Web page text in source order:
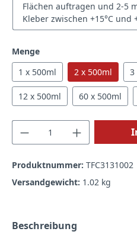
Flächen auftragen und 2-5
Kleber zwischen +15°C und
Mengeauswählen
1 x 500ml
2 x 500ml 3
12 x 500ml 60 x 500ml
Produkt Anzahl:
Produktnummer: TFC3131002
Versandgewicht: 1.02 kg
Beschreibung